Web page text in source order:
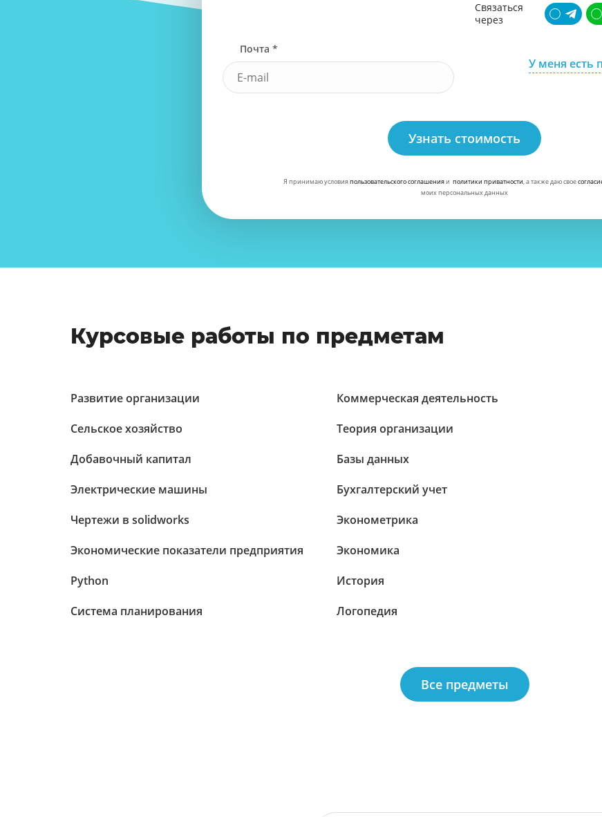
Связаться
через
Почта *
У меня есть
Узнать стоимость
Я принимаю условияпользовательского соглашенияи политики приватности, а также даю свое
моих персональных данных
Курсовые работы по предметам
Развитие организации
Сельское хозяйство
Добавочный капитал
Электрические машины
Чертежи в solidworks
Экономические показатели предприятия
Python
Система планирования
Коммерческая деятельность
Теория организации
Базы данных
Бухгалтерский учет
Эконометрика
Экономика
История
Логопедия
Все предметы